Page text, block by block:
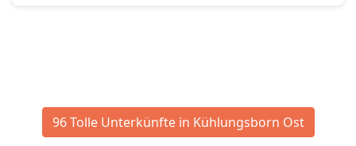
96 Tolle Unterkünfte in Kühlungsborn Ost